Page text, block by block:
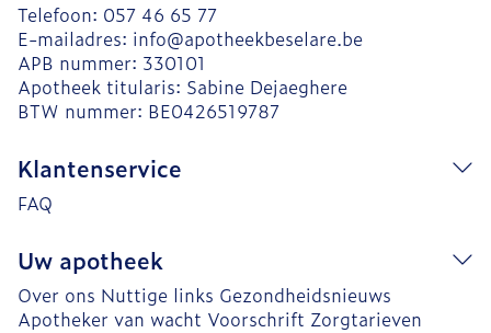
Telefoon: 057 46 65 77
E-mailadres: info@apotheekbeselare.be
APB nummer: 330101
Apotheek titularis: Sabine Dejaeghere
BTW nummer: BE0426519787
Klantenservice
FAQ
Uw apotheek
Over ons Nuttige links Gezondheidsnieuws
Apotheker van wacht Voorschrift Zorgtarieven